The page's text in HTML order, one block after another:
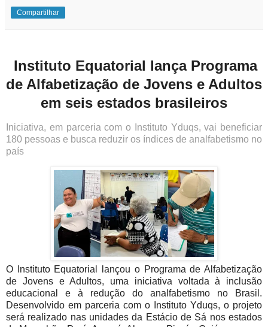
Compartilhar
Instituto Equatorial lança Programa
de Alfabetização de Jovens e Adultos
em seis estados brasileiros
Iniciativa, em parceria com o Instituto Yduqs, vai beneficiar
180 pessoas e busca reduzir os índices de analfabetismo no
país
O Instituto Equatorial lançou o Programa de Alfabetização
de Jovens e Adultos, uma iniciativa voltada à inclusão
educacional e à redução do analfabetismo no Brasil.
Desenvolvido em parceria com o Instituto Yduqs, o projeto
será realizado nas unidades da Estácio de Sá nos estados